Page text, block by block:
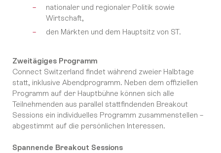
nationaler und regionaler Politik sowie
Wirtschaft,
den Märkten und dem Hauptsitz von ST.
Zweitägiges Programm
Connect Switzerland findet während zweier Halbtage
statt, inklusive Abendprogramm. Neben dem offiziellen
Programm auf der Hauptbühne können sich alle
Teilnehmenden aus parallel stattfindenden Breakout
Sessions ein individuelles Programm zusammenstellen –
abgestimmt auf die persönlichen Interessen.
Spannende Breakout Sessions